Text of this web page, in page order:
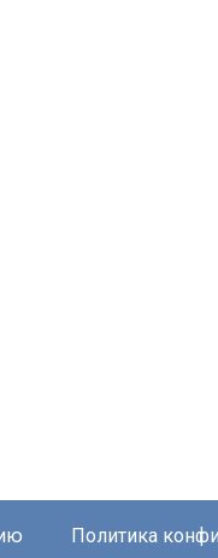
Политика